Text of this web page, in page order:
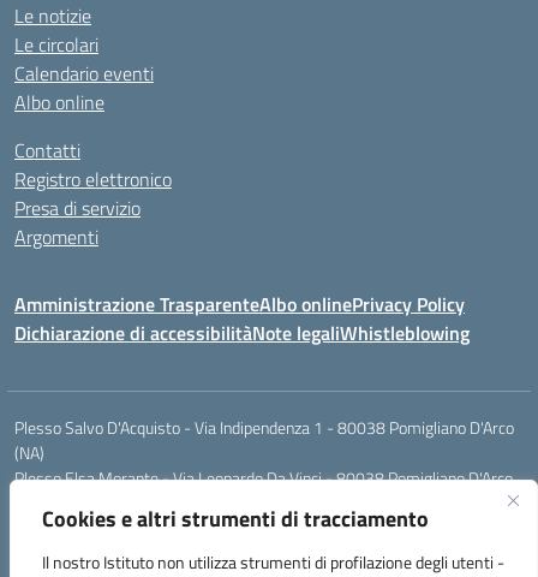
Cookies e altri strumenti di tracciamento
Il nostro Istituto non utilizza strumenti di profilazione degli utenti -
Le notizie
Le circolari
Calendario eventi
Albo online
Contatti
Registro elettronico
Presa di servizio
Argomenti
Amministrazione TrasparenteAlbo onlinePrivacy Policy
Dichiarazione di accessibilitàNote legaliWhistleblowing
Plesso Salvo D'Acquisto - Via Indipendenza 1 - 80038 Pomigliano D'Arco
(NA)
Plesso Elsa Morante - Via Leonardo Da Vinci - 80038 Pomigliano D'Arco
Plesso Leone - Via Pascoli - 80038 Pomigliano D'Arco (NA)
Tel.:0813177304 - Mail: naic8g1003@istruzione.it - Pec: